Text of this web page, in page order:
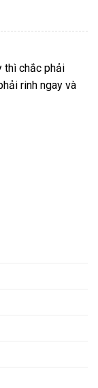
thì chắc phải
rinh ngay và